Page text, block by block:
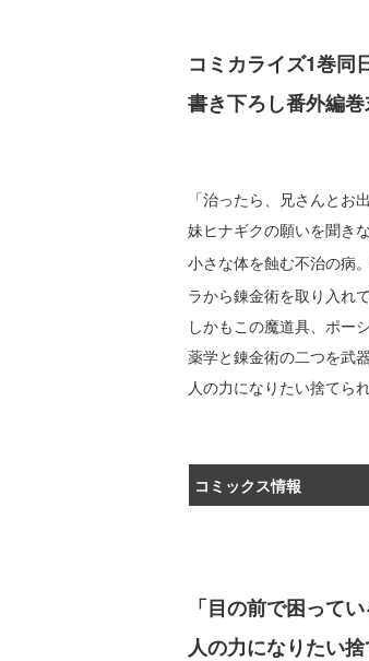
コミカライズ1巻同
書き下ろし番外編巻
「治ったら、兄さんとお
妹ヒナギクの願いを聞き
小さな体を蝕む不治の病
ラから錬金術を取り入れ
しかもこの魔道具、ポー
薬学と錬金術の二つを武
人の力になりたい捨てら
コミックス情報
「目の前で困って
人の力になりたい